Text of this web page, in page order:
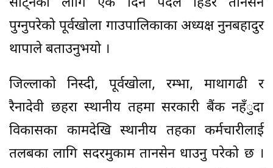
साट्नका लागि एक दिन पैदल हिँडेर तानसेन
पुग्नुपरेको पूर्वखोला गाउपालिकाका अध्यक्ष नुनबहादुर
थापाले बताउनुभयो ।
जिल्लाको निस्दी, पूर्वखोला, रम्भा, माथागढी र
रैनादेवी छहरा स्थानीय तहमा सरकारी बैंक नहँुदा
विकासका कामदेखि स्थानीय तहका कर्मचारीलाई
तलबका लागि सदरमुकाम तानसेन धाउनु परेको छ ।